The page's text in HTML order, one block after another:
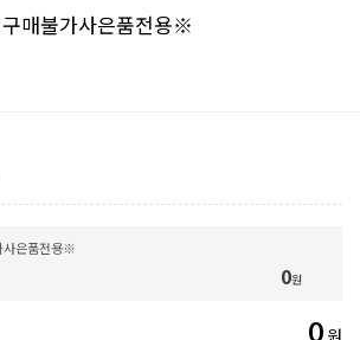
매불가사은품전용※
사은품전용※
0원
0 원